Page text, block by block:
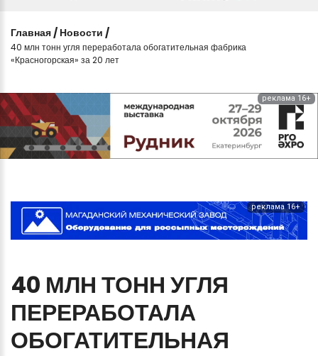
Главная / Новости /
40 млн тонн угля переработала обогатительная фабрика
«Красногорская» за 20 лет
реклама 16+
реклама 16+
40 МЛН ТОНН УГЛЯ
ПЕРЕРАБОТАЛА
ОБОГАТИТЕЛЬНАЯ